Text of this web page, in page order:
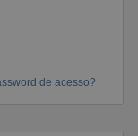
de acesso?